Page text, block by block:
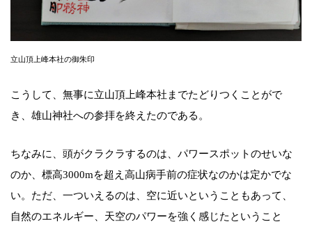
立山頂上峰本社の御朱印
こうして、無事に立山頂上峰本社までたどりつくことがで
き、雄山神社への参拝を終えたのである。
ちなみに、頭がクラクラするのは、パワースポットのせいな
のか、標高3000mを超え高山病手前の症状なのかは定かでな
い。ただ、一ついえるのは、空に近いということもあって、
自然のエネルギー、天空のパワーを強く感じたということ